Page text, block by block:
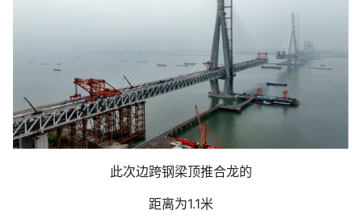
此次边跨钢梁顶推合龙的
距离为1.1米